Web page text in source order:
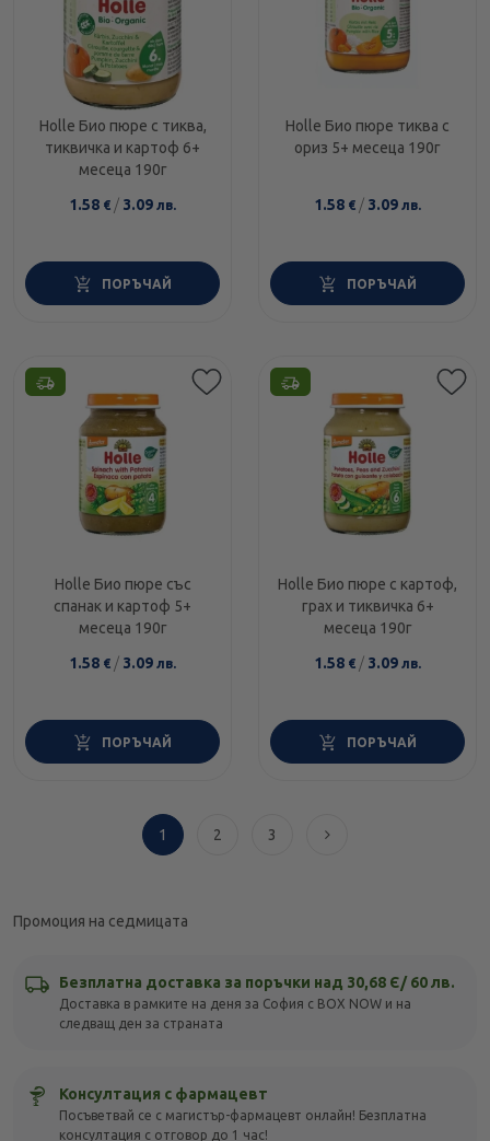
Holle Био пюре с тиква,
тиквичка и картоф 6+
месеца 190г
1.58 € / 3.09 лв.
ПОРЪЧАЙ
Holle Био пюре тиква с
ориз 5+ месеца 190г
1.58 € / 3.09 лв.
ПОРЪЧАЙ
Holle Био пюре със
спанак и картоф 5+
месеца 190г
1.58 € / 3.09 лв.
ПОРЪЧАЙ
Holle Био пюре с картоф,
грах и тиквичка 6+
месеца 190г
1.58 € / 3.09 лв.
ПОРЪЧАЙ
1 2 3
Промоция на седмицата
Безплатна доставка за поръчки над 30,68 Є/ 60 лв.
Доставка в рамките на деня за София с BOX NOW и на
следващ ден за страната
Консултация с фармацевт
Посъветвай се с магистър-фармацевт онлайн! Безплатна
консултация с отговор до 1 час!